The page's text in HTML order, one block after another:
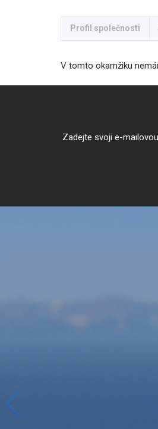
Profil společnosti
V tomto okamžiku
Zadejte svoji e-